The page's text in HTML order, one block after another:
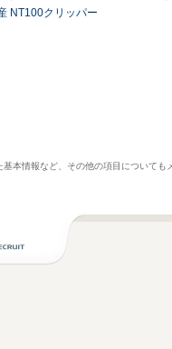
NT100クリッパー
本情報など、その他の項目についても